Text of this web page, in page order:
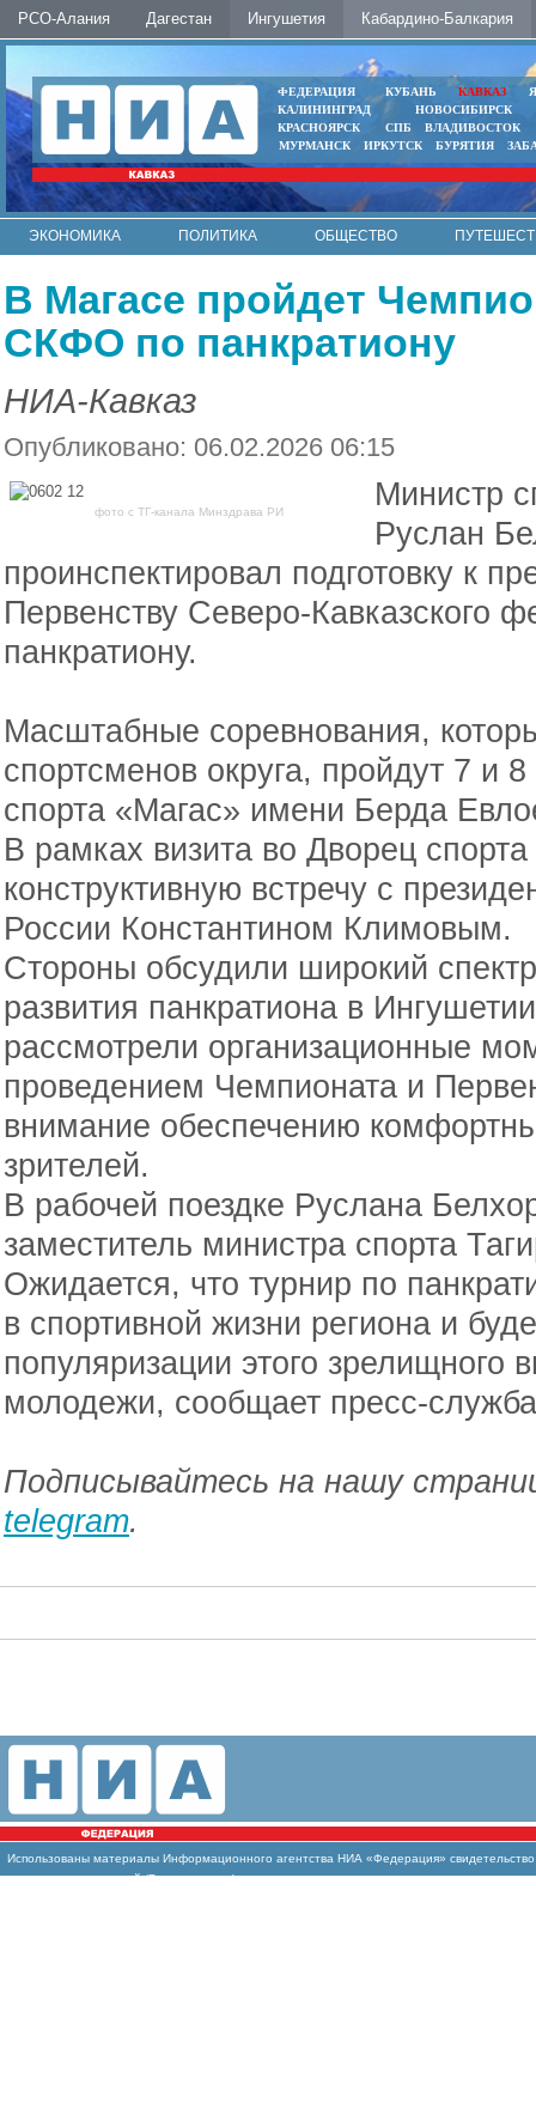
РСО-Алания Дагестан Ингушетия Кабардино-Балкария
ФЕДЕРАЦИЯ КУБАНЬ КАВКАЗ
КАЛИНИНГРАД
НОВОСИБИРСК
КРАСНОЯРСК
СПБ
ВЛАДИВОСТОК
МУРМАНСК
ИРКУТСК БУРЯТИЯ
ЭКОНОМИКА ПОЛИТИКА ОБЩЕСТВО
В Магасе пройдет
СКФО по панкратиону
НИА-Кавказ
Опубликовано: 06.02.2026 06:15
фото с ТГ-канала Минздрава РИ
Министр
Руслан
проинспектировал подготовку к
Первенству Северо-Кавказского
панкратиону.
Масштабные соревнования,
спортсменов округа, пройдут 7 и
спорта «Магас» имени Берда
В рамках визита во Дворец
конструктивную встречу с
России Константином Климовым.
Стороны обсудили широкий
развития панкратиона в
рассмотрели организационные
проведением Чемпионата и
внимание обеспечению
зрителей.
В рабочей поездке Руслана
заместитель министра спорта
Ожидается, что турнир по
в спортивной жизни региона и
популяризации этого зрелищного
молодежи, сообщает пресс-
Подписывайтесь на нашу
telegram.
Использованы материалы Информационного агентства НИА «Федерация»
массовых коммуникаций (Роскомнадзор)